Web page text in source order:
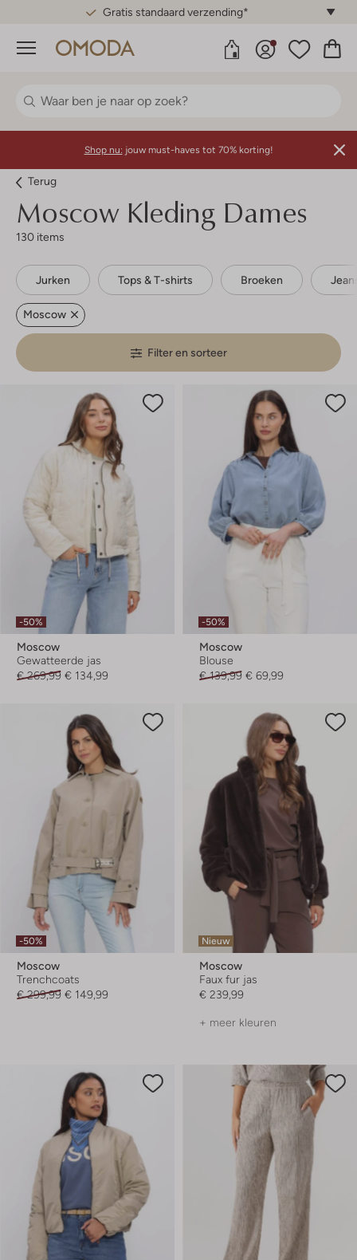
Gratis standaard verzending*
Menu
Shop nu: jouw must-haves tot 70% korting!
Terug
Moscow Kleding Dames
130 items
Jurken Tops & T-shirts Broeken
Moscow
Filter en sorteer
-50%
Moscow
Gewatteerde jas
€ 269,99 € 134,99
-50%
Moscow
Blouse
€ 139,99 € 69,99
-50%
Moscow
Trenchcoats
€ 299,99 € 149,99
Nieuw
Moscow
Faux fur jas
€ 239,99
+ meer kleuren